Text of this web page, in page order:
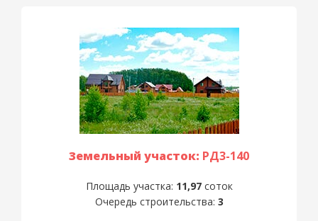
Земельный участок: РД3-140
Площадь участка: 11,97соток
Очередь строительства: 3